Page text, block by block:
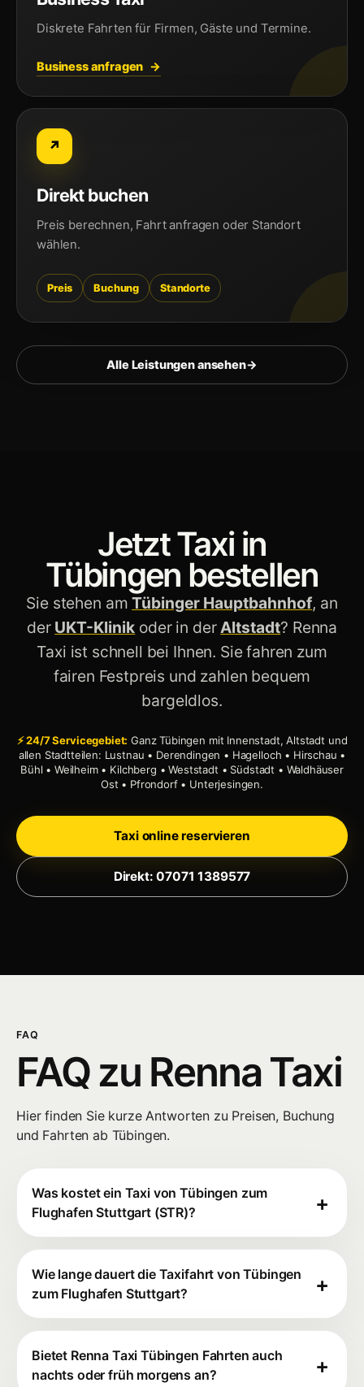
Diskrete Fahrten für Firmen, Gäste und Termine.
Business anfragen
↗
Direkt buchen
Preis berechnen, Fahrt anfragen oder Standort
wählen.
Preis Buchung Standorte
Alle Leistungen ansehen→
Jetzt Taxi in
Tübingen bestellen
Sie stehen amTübinger Hauptbahnhof, an
der UKT-Klinik oder in der Altstadt? Renna
Taxi ist schnell bei Ihnen. Sie fahren zum
fairen Festpreis und zahlen bequem
bargeldlos.
⚡ 24/7 Servicegebiet: Ganz Tübingen mit Innenstadt, Altstadt und
allen Stadtteilen: Lustnau • Derendingen • Hagelloch • Hirschau •
Bühl • Weilheim • Kilchberg • Weststadt • Südstadt • Waldhäuser
Ost • Pfrondorf • Unterjesingen.
Taxi online reservieren
Direkt: 07071 1389577
FAQ
FAQ zu Renna Taxi
Hier finden Sie kurze Antworten zu Preisen, Buchung
und Fahrten ab Tübingen.
Was kostet ein Taxi von Tübingen zum
Flughafen Stuttgart (STR)?
Wie lange dauert die Taxifahrt von Tübingen
zum Flughafen Stuttgart?
Bietet Renna Taxi Tübingen Fahrten auch
nachts oder früh morgens an?